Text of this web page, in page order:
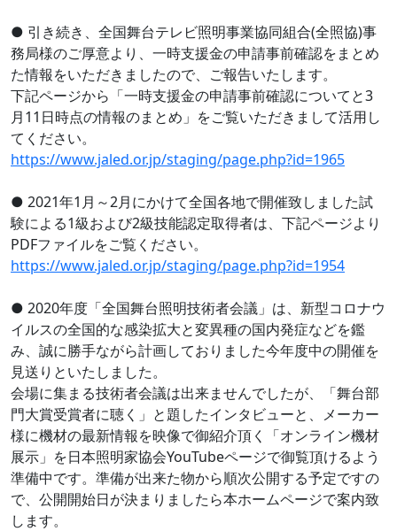
● 引き続き、全国舞台テレビ照明事業協同組合(全照協)事
務局様のご厚意より、一時支援金の申請事前確認をまとめ
た情報をいただきましたので、ご報告いたします。
下記ページから「一時支援金の申請事前確認についてと3
月11日時点の情報のまとめ」をご覧いただきまして活用し
てください。
https://www.jaled.or.jp/staging/page.php?id=1965
● 2021年1月～2月にかけて全国各地で開催致しました試
験による1級および2級技能認定取得者は、下記ページより
PDFファイルをご覧ください。
https://www.jaled.or.jp/staging/page.php?id=1954
● 2020年度「全国舞台照明技術者会議」は、新型コロナウ
イルスの全国的な感染拡大と変異種の国内発症などを鑑
み、誠に勝手ながら計画しておりました今年度中の開催を
見送りといたしました。
会場に集まる技術者会議は出来ませんでしたが、「舞台部
門大賞受賞者に聴く」と題したインタビューと、メーカー
様に機材の最新情報を映像で御紹介頂く「オンライン機材
展示」を日本照明家協会YouTubeページで御覧頂けるよう
準備中です。準備が出来た物から順次公開する予定ですの
で、公開開始日が決まりましたら本ホームページで案内致
します。